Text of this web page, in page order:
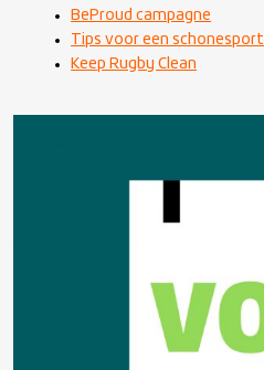
BeProud campagne
Tips voor een schonesport
Keep Rugby Clean